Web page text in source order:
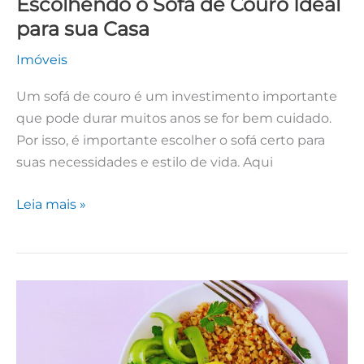
para sua Casa
Imóveis
Um sofá de couro é um investimento importante
que pode durar muitos anos se for bem cuidado.
Por isso, é importante escolher o sofá certo para
suas necessidades e estilo de vida. Aqui
Leia mais »